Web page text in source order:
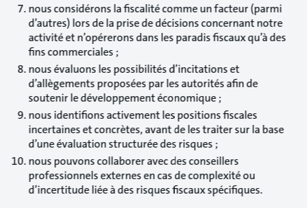
nous considérons la fiscalité comme un facteur (parmi
d’autres) lors de la prise de décisions concernant notre
activité et n’opérerons dans les paradis fiscaux qu’à des
fins commerciales ;
nous évaluons les possibilités d’incitations et
d’allègements proposées par les autorités afin de
soutenir le développement économique ;
nous identifions activement les positions fiscales
incertaines et concrètes, avant de les traiter sur la base
d’une évaluation structurée des risques ;
nous pouvons collaborer avec des conseillers
professionnels externes en cas de complexité ou
d’incertitude liée à des risques fiscaux spécifiques.